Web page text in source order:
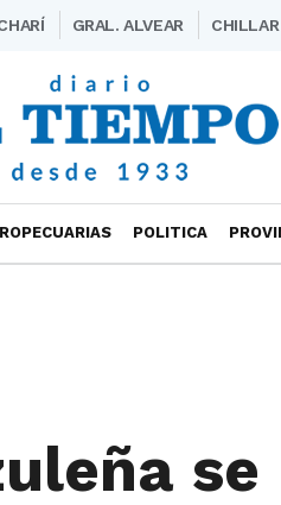
GRAL. ALVEAR CHILLAR
POLITICA
se